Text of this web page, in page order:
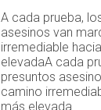
A cada prueba,
asesinos van
irremediable
elevadaA cada
presuntos
camino
más elevada